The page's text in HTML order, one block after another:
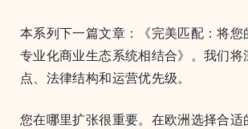
本系列下一篇文章：《完美匹配：将您
专业化商业生态系统相结合》。我们
点、法律结构和运营优先级。
您在哪里扩张很重要。在欧洲选择合